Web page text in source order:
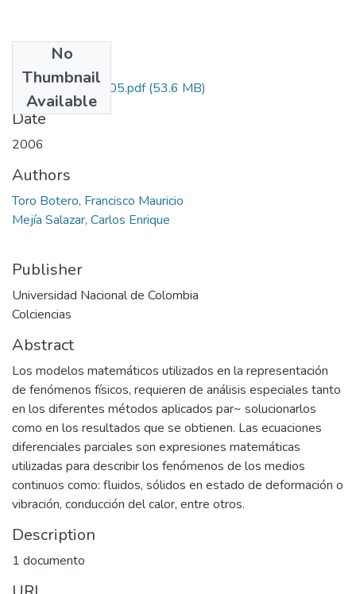
No
Thumbnail
Available
1118-11-16705.pdf(53.6 MB)
Date
2006
Authors
Toro Botero, Francisco Mauricio
Mejía Salazar, Carlos Enrique
Publisher
Universidad Nacional de Colombia
Colciencias
Abstract
Los modelos matemáticos utilizados en la representación
de fenómenos físicos, requieren de análisis especiales tanto
en los diferentes métodos aplicados par~ solucionarlos
como en los resultados que se obtienen. Las ecuaciones
diferenciales parciales son expresiones matemáticas
utilizadas para describir los fenómenos de los medios
continuos como: fluidos, sólidos en estado de deformación o
vibración, conducción del calor, entre otros.
Description
1 documento